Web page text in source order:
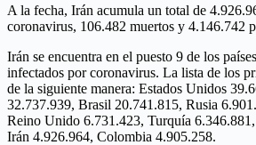
A la fecha, Irán acumula un total de
coronavirus, 106.482 muertos y 4.146.742
Irán se encuentra en el puesto 9 de los
infectados por coronavirus. La lista de los
de la siguiente manera: Estados Unidos
32.737.939, Brasil 20.741.815, Rusia
Reino Unido 6.731.423, Turquía
Irán 4.926.964, Colombia 4.905.258.